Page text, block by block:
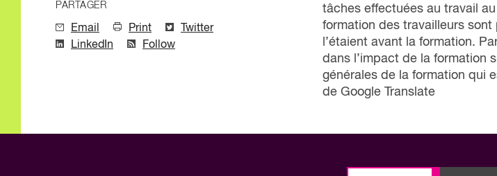
PARTAGER
Email Print
Twitter
LinkedIn
Follow
tâches effectuées au travail
formation des travailleurs
l’étaient avant la formation.
dans l’impact de la formation
générales de la formation qui
de Google Translate